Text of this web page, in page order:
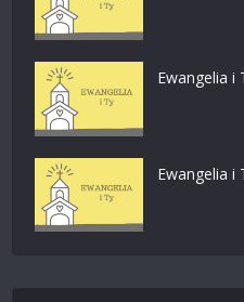
Ewangelia i
Ewangelia i